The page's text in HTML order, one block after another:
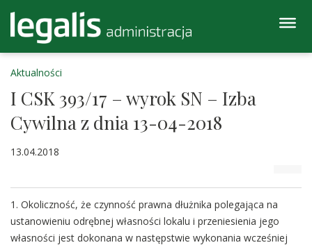
Aktualności
I CSK 393/17 – wyrok SN – Izba
Cywilna z dnia 13-04-2018
13.04.2018
1. Okoliczność, że czynność prawna dłużnika polegająca na
ustanowieniu odrębnej własności lokalu i przeniesienia jego
własności jest dokonana w następstwie wykonania wcześniej